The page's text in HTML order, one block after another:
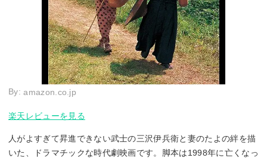
By:amazon.co.jp
楽天レビューを見る
人がよすぎて昇進できない武士の三沢伊兵衛と妻のたよの絆を描
いた、ドラマチックな時代劇映画です。脚本は1998年に亡くなっ